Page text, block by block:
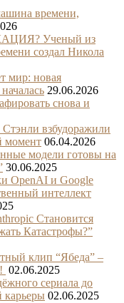
времени,
Ученый из
создал Никола
мир: новая
29.06.2026
снова и
взбудоражили
момент 06.04.2026
модели готовы на
30.06.2025
OpenAI и Google
интеллект
Становится
Катастрофы?”
клип “Ябеда” –
02.06.2025
сериала до
карьеры 02.06.2025